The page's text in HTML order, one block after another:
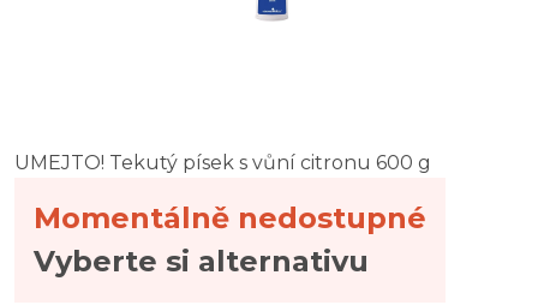
UMEJTO! Tekutý písek s vůní citronu 600 g
Momentálně nedostupné
Vyberte si alternativu